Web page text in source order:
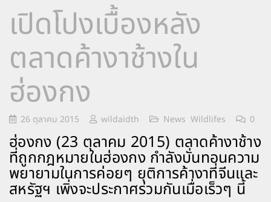
เปิดโปงเบื้องหลัง
ตลาดค้างาช้างใน
ฮ่องกง
26 ตุลาคม 2015 wildaidth News Wildlifes 0
ฮ่องกง (23 ตุลาคม 2015) ตลาดค้างาช้าง
ที่ถูกกฎหมายในฮ่องกง กำลังบั่นทอนความ
พยายามในการค่อยๆ ยุติการค้างาที่จีนและ
สหรัฐฯ เพิ่งจะประกาศร่วมกันเมื่อเร็วๆ นี้